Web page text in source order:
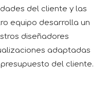
del cliente y las
equipo desarrolla un
diseñadores
adaptadas
del cliente.